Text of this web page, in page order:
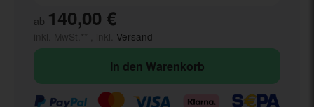
ab 140,00 €
Versand
In den Warenkorb